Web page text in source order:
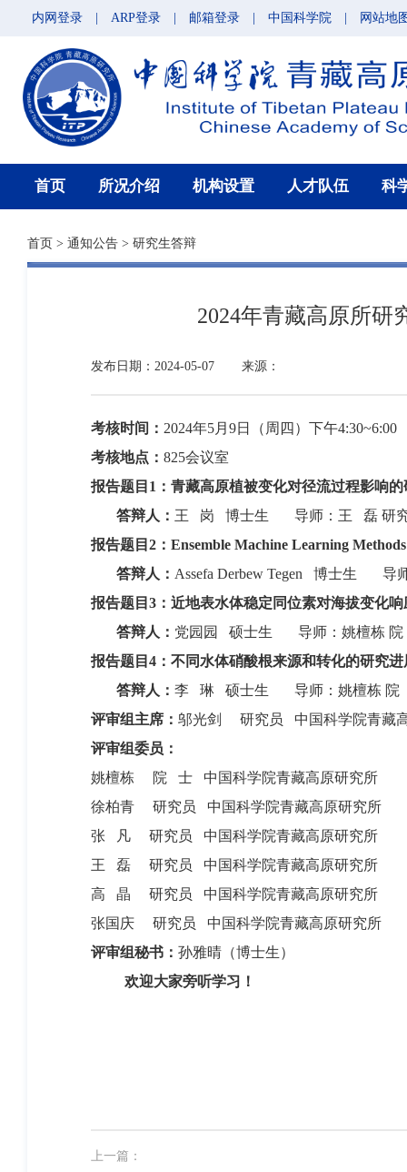
内网登录 ARP登录 邮箱登录 中国科学院 网站地
首页 所况介绍 机构设置 人才队伍 科
首页 > 通知公告 > 研究生答辩
2024年青藏高原所研
发布日期：2024-05-07 来源：
考核时间： 2024年5月 9日（周四）下午4:30~6:00
考核地点： 825会议室
报告题目 1 ：青藏高原植被变化对径流过程影响
答辩人： 王 岗 博士生 导师：王 磊 研
报告题目 2 ： Ensemble Machine Learning
答辩人： Assefa Derbew Tegen 博士生
导
报告题目 3 ：近地表水体稳定同位素对海拔变化
答辩人： 党园园 硕士生 导师：姚檀栋 院
报告题目 4 ：不同水体硝酸根来源和转化的研究进
答辩人： 李 琳 硕士生 导师：姚檀栋 院
评审组主席： 邬光剑
研究员 中国科学院青藏
评审组委员：
姚檀栋
院
士 中国科学院青藏高原研究所
徐柏青
研究员 中国科学院青藏高原研究所
张
凡
研究员 中国科学院青藏高原研究所
王
磊
研究员 中国科学院青藏高原研究所
高 晶 研究员 中国科学院青藏高原研究所
张国庆 研究员 中国科学院青藏高原研究所
评审组秘书： 孙雅晴（博士生）
欢迎大家旁听学习！
上一篇：